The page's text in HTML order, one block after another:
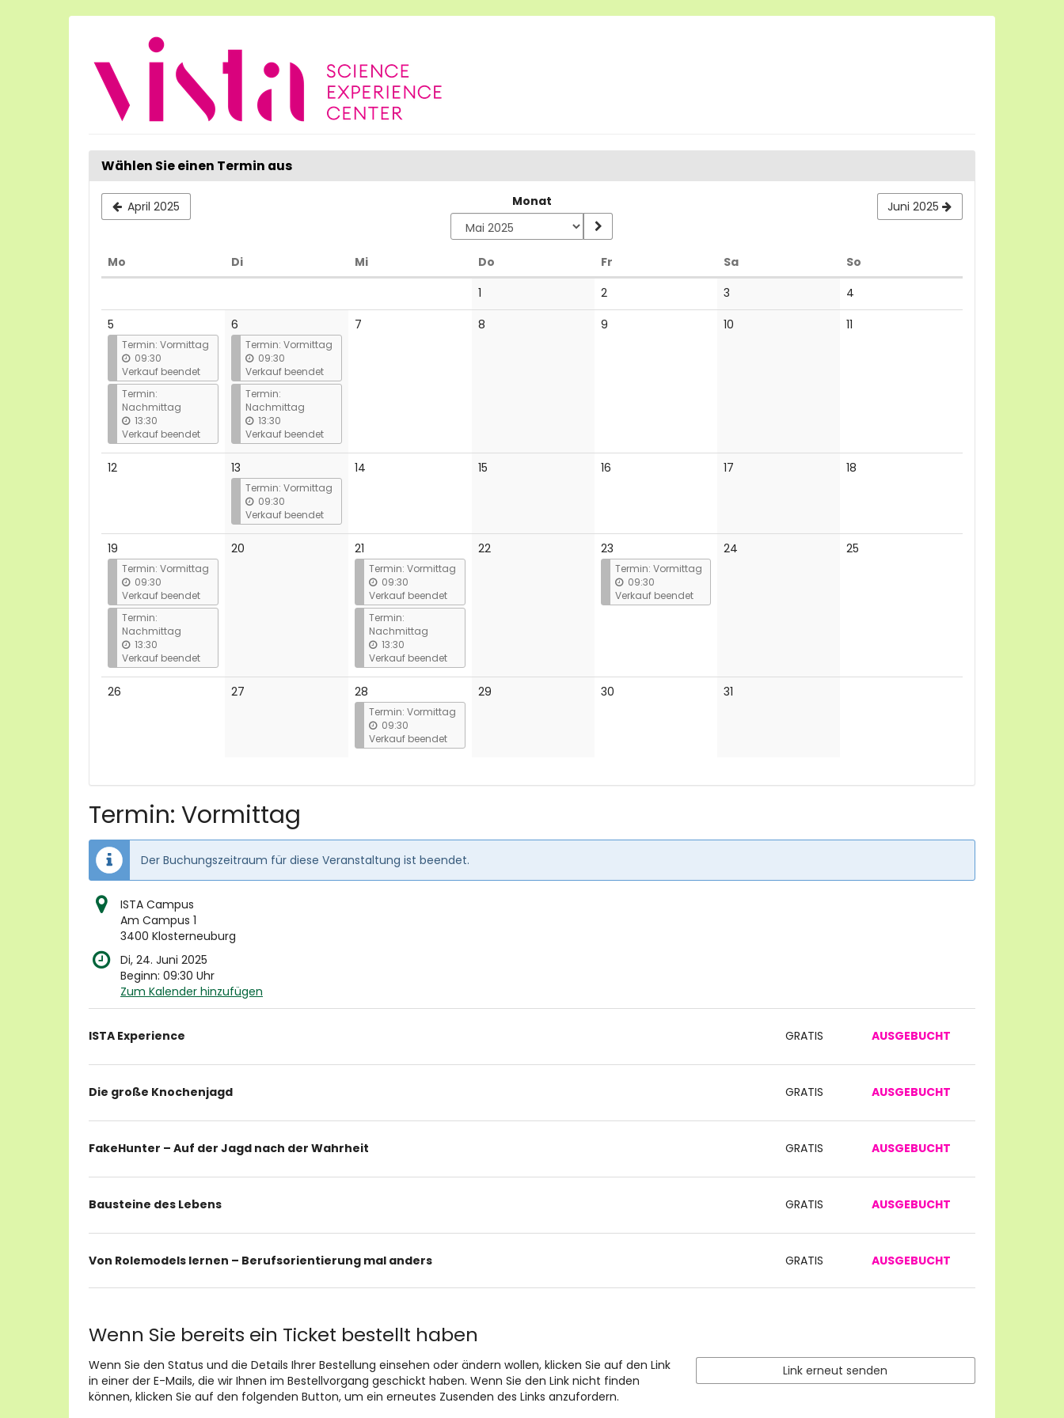
Wählen Sie einen Termin aus
April 2025 Monat Juni 2025
Mo DiDienstag MiMittwoch Do Fr SaSamstag So
1
Veranstaltungen
2Keine
Veranstaltungen
3
Veranstaltungen
4
Veranstaltungen
5
Termin: Vormittag
09:30
Verkauf beendet
Termin:
Nachmittag
13:30
Verkauf beendet
6
Termin: Vormittag
09:30
Verkauf beendet
Termin:
Nachmittag
13:30
Verkauf beendet
7 8 9 10 11
12Keine
13
Termin: Vormittag
09:30
Verkauf beendet
14 15 16 17 18
19
Termin: Vormittag
09:30
Verkauf beendet
Termin:
Nachmittag
13:30
Verkauf beendet
20 21
Termin: Vormittag
09:30
Verkauf beendet
Termin:
Nachmittag
13:30
Verkauf beendet
22Keine
23
Termin: Vormittag
09:30
Verkauf beendet
24 25
26 27 28
Termin: Vormittag
09:30
Verkauf beendet
29 30 31
Termin: Vormittag
Der Buchungszeitraum für diese Veranstaltung ist beendet.
ISTA Campus
Am Campus 1
3400 Klosterneuburg
Di, 24. Juni 2025
Beginn: 09:30 Uhr
Zum Kalender hinzufügen
Produkte
Produkte
ISTA Experience GRATIS AUSGEBUCHT
Die große Knochenjagd GRATIS AUSGEBUCHT
FakeHunter – Auf der Jagd nach der Wahrheit GRATIS AUSGEBUCHT
Bausteine des Lebens GRATIS AUSGEBUCHT
Von Rolemodels lernen – Berufsorientierung mal anders GRATIS AUSGEBUCHT
Wenn Sie bereits ein Ticket bestellt haben
Wenn Sie den Status und die Details Ihrer Bestellung einsehen oder ändern wollen, klicken Sie auf den Link
in einer der E-Mails, die wir Ihnen im Bestellvorgang geschickt haben. Wenn Sie den Link nicht finden
können, klicken Sie auf den folgenden Button, um ein erneutes Zusenden des Links anzufordern.
Link erneut senden